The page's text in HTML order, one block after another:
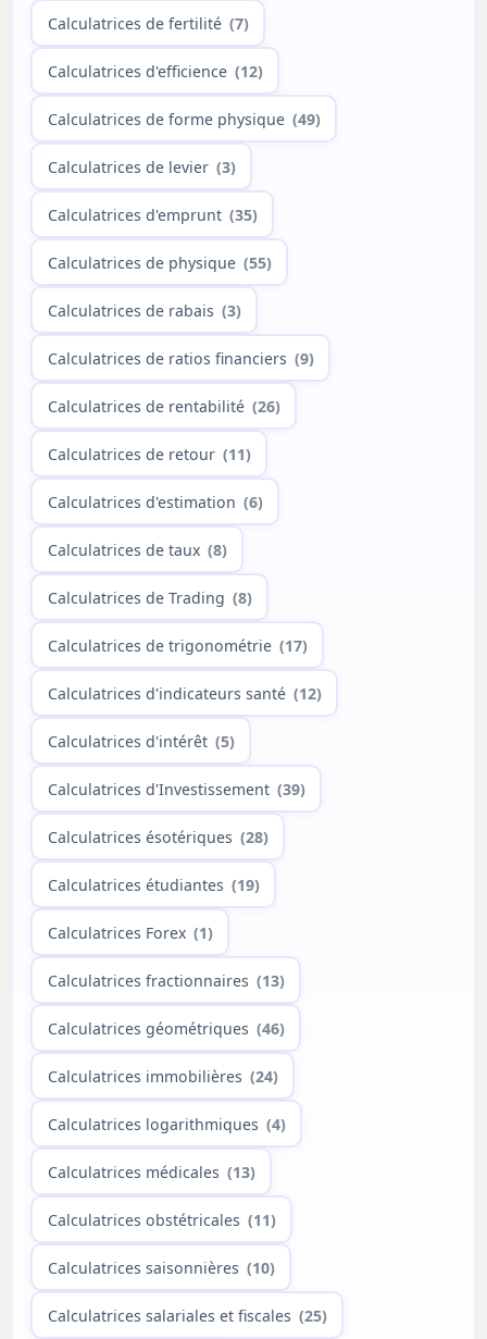
Calculatrices de fertilité (7)
Calculatrices d'efficience (12)
Calculatrices de forme physique (49)
Calculatrices de levier (3)
Calculatrices d'emprunt (35)
Calculatrices de physique (55)
Calculatrices de rabais (3)
Calculatrices de ratios financiers (9)
Calculatrices de rentabilité (26)
Calculatrices de retour (11)
Calculatrices d'estimation (6)
Calculatrices de taux (8)
Calculatrices de Trading (8)
Calculatrices de trigonométrie (17)
Calculatrices d'indicateurs santé (12)
Calculatrices d'intérêt (5)
Calculatrices d'Investissement (39)
Calculatrices ésotériques (28)
Calculatrices étudiantes (19)
Calculatrices Forex (1)
Calculatrices fractionnaires (13)
Calculatrices géométriques (46)
Calculatrices immobilières (24)
Calculatrices logarithmiques (4)
Calculatrices médicales (13)
Calculatrices obstétricales (11)
Calculatrices saisonnières (10)
Calculatrices salariales et fiscales (25)